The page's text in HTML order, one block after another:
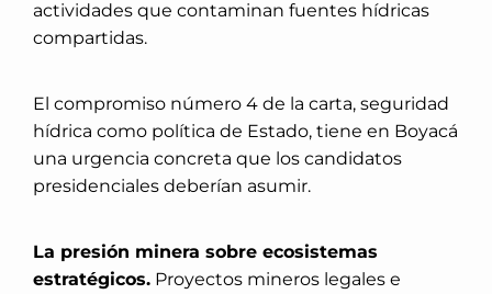
actividades que contaminan fuentes hídricas
compartidas.
El compromiso número 4 de la carta, seguridad
hídrica como política de Estado, tiene en Boyacá
una urgencia concreta que los candidatos
presidenciales deberían asumir.
La presión minera sobre ecosistemas
estratégicos. Proyectos mineros legales e